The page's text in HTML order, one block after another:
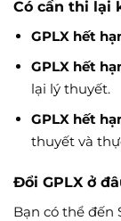
Có cần thi lại
GPLX hết
GPLX hết
lại lý thuyết.
GPLX hết
thuyết và
Đổi GPLX ở
Bạn có thể đến